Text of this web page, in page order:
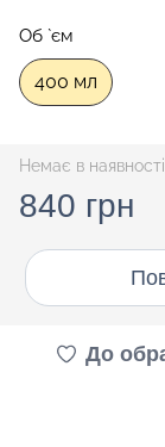
Об `єм
400 мл
Немає в наявності
840 грн
До